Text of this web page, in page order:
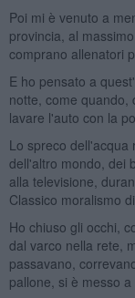
Poi mi è venuto a
provincia, al
comprano allenatori
E ho pensato a
notte, come quando,
lavare l'auto con la
Lo spreco dell'acqua
dell'altro mondo, dei
alla televisione,
Classico moralismo
Ho chiuso gli occhi,
dal varco nella rete,
passavano,
pallone, si è messo